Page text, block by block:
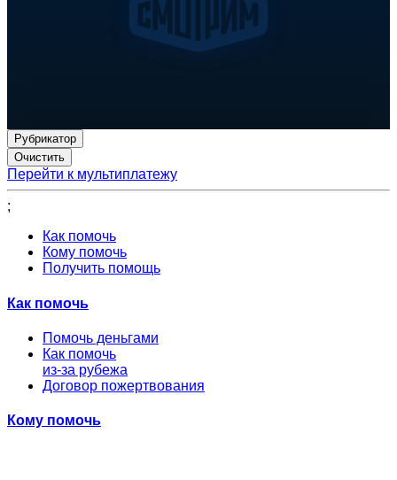
Рубрикатор
Перейти к мультиплатежу
;
Как помочь
Кому помочь
Получить помощь
Как помочь
Помочь деньгами
Как помочь
из-за рубежа
Договор пожертвования
Кому помочь